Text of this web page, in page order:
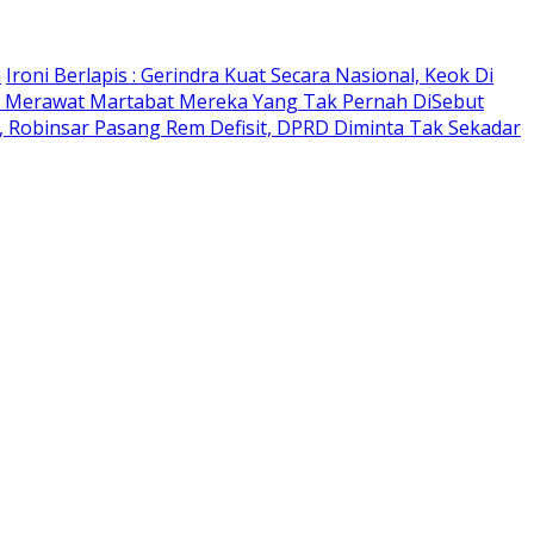
Ironi Berlapis : Gerindra Kuat Secara Nasional, Keok Di
Martabat Mereka Yang Tak Pernah DiSebut
Pasang Rem Defisit, DPRD Diminta Tak Sekadar